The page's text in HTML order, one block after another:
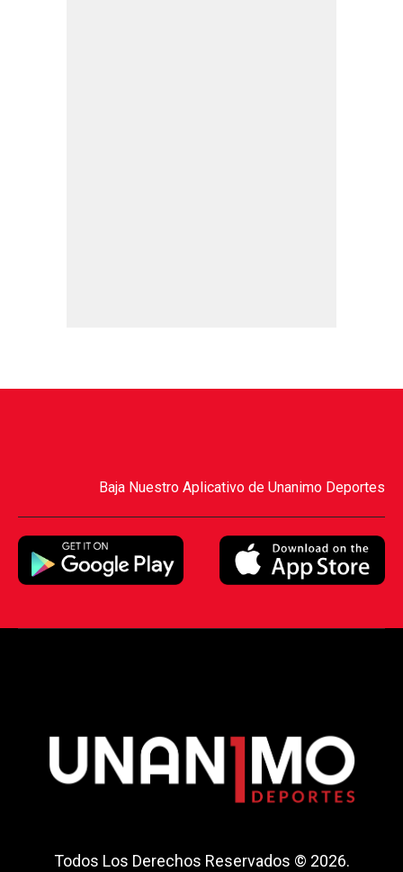
Baja Nuestro Aplicativo de Unanimo Deportes
Todos Los Derechos Reservados © 2026.